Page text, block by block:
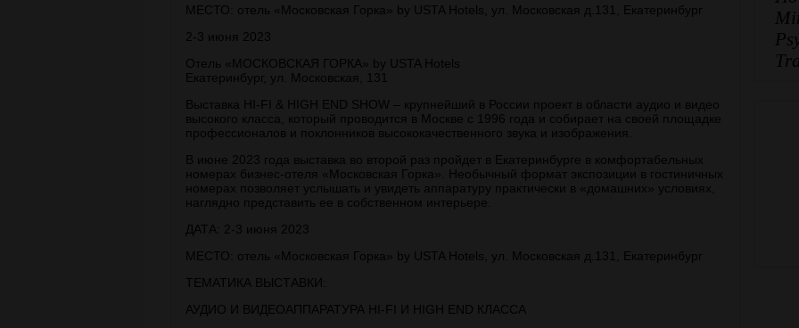
МЕСТО: отель «Московская Горка» by USTA Hotels, ул. Московская д.131, Екатеринбург
2-3 июня 2023
Отель «МОСКОВСКАЯ ГОРКА» by USTA Hotels
Екатеринбург, ул. Московская, 131
Выставка HI-FI & HIGH END SHOW – крупнейший в России проект в области аудио и видео
высокого класса, который проводится в Москве с 1996 года и собирает на своей площадке
профессионалов и поклонников высококачественного звука и изображения.
В июне 2023 года выставка во второй раз пройдет в Екатеринбурге в комфортабельных
номерах бизнес-отеля «Московская Горка». Необычный формат экспозиции в гостиничных
номерах позволяет услышать и увидеть аппаратуру практически в «домашних» условиях,
наглядно представить ее в собственном интерьере.
ДАТА: 2-3 июня 2023
МЕСТО: отель «Московская Горка» by USTA Hotels, ул. Московская д.131, Екатеринбург
ТЕМАТИКА ВЫСТАВКИ:
АУДИО И ВИДЕОАППАРАТУРА HI-FI И HIGH END КЛАССА